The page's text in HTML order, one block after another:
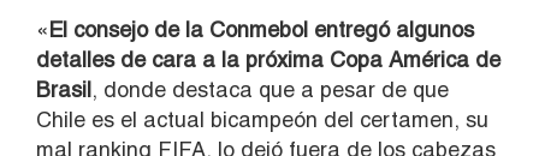
«El consejo de la Conmebol entregó algunos
detalles de cara a la próxima Copa América de
Brasil, donde destaca que a pesar de que
Chile es el actual bicampeón del certamen, su
mal ranking FIFA, lo dejó fuera de los cabezas